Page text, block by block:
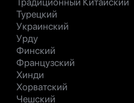
Турецкий
Украинский
Урду
Финский
Французский
Хинди
Хорватский
Чешский